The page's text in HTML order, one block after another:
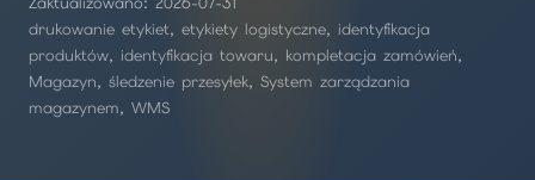
drukowanie etykiet, etykiety logistyczne, identyfikacja
produktów, identyfikacja towaru, kompletacja zamówień,
Magazyn, śledzenie przesyłek, System zarządzania
magazynem, WMS